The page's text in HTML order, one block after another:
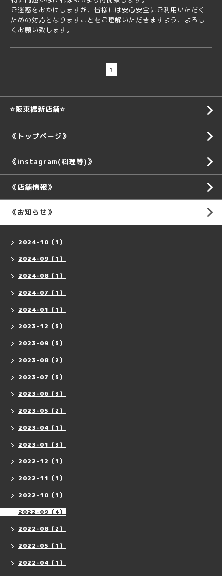
ご迷惑をおかけしますが、皆様には安心安全にご利用いただく
ための対応となりますことをご理解いただきますよう、よろし
くお願い致します。
1
⭐️阪東橋新店舗⭐️
《トップページ》
《instagram(料理等)》
《店舗情報》
《お知らせ》
2024-10（1）
2024-09（1）
2024-08（1）
2024-07（1）
2024-01（1）
2023-12（3）
2023-09（3）
2023-08（2）
2023-07（3）
2023-06（3）
2023-05（2）
2023-04（1）
2023-01（3）
2022-12（1）
2022-11（1）
2022-10（1）
2022-09（4）
2022-08（2）
2022-05（1）
2022-04（1）